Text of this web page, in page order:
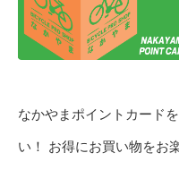
なかやまポイントカード
い！ お得にお買い物をお